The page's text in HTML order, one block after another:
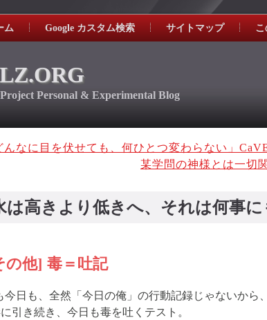
ム Google カスタム検索 サイトマップ
Personal & Experimental Blog
んなに目を伏せても、何ひとつ変わらない」
某学問の神様とは一切
は高きより低きへ、それは何事に
の他] 毒＝吐記
今日も、全然「今日の俺」の行動記録じゃないから
引き続き、今日も毒を吐くテスト。